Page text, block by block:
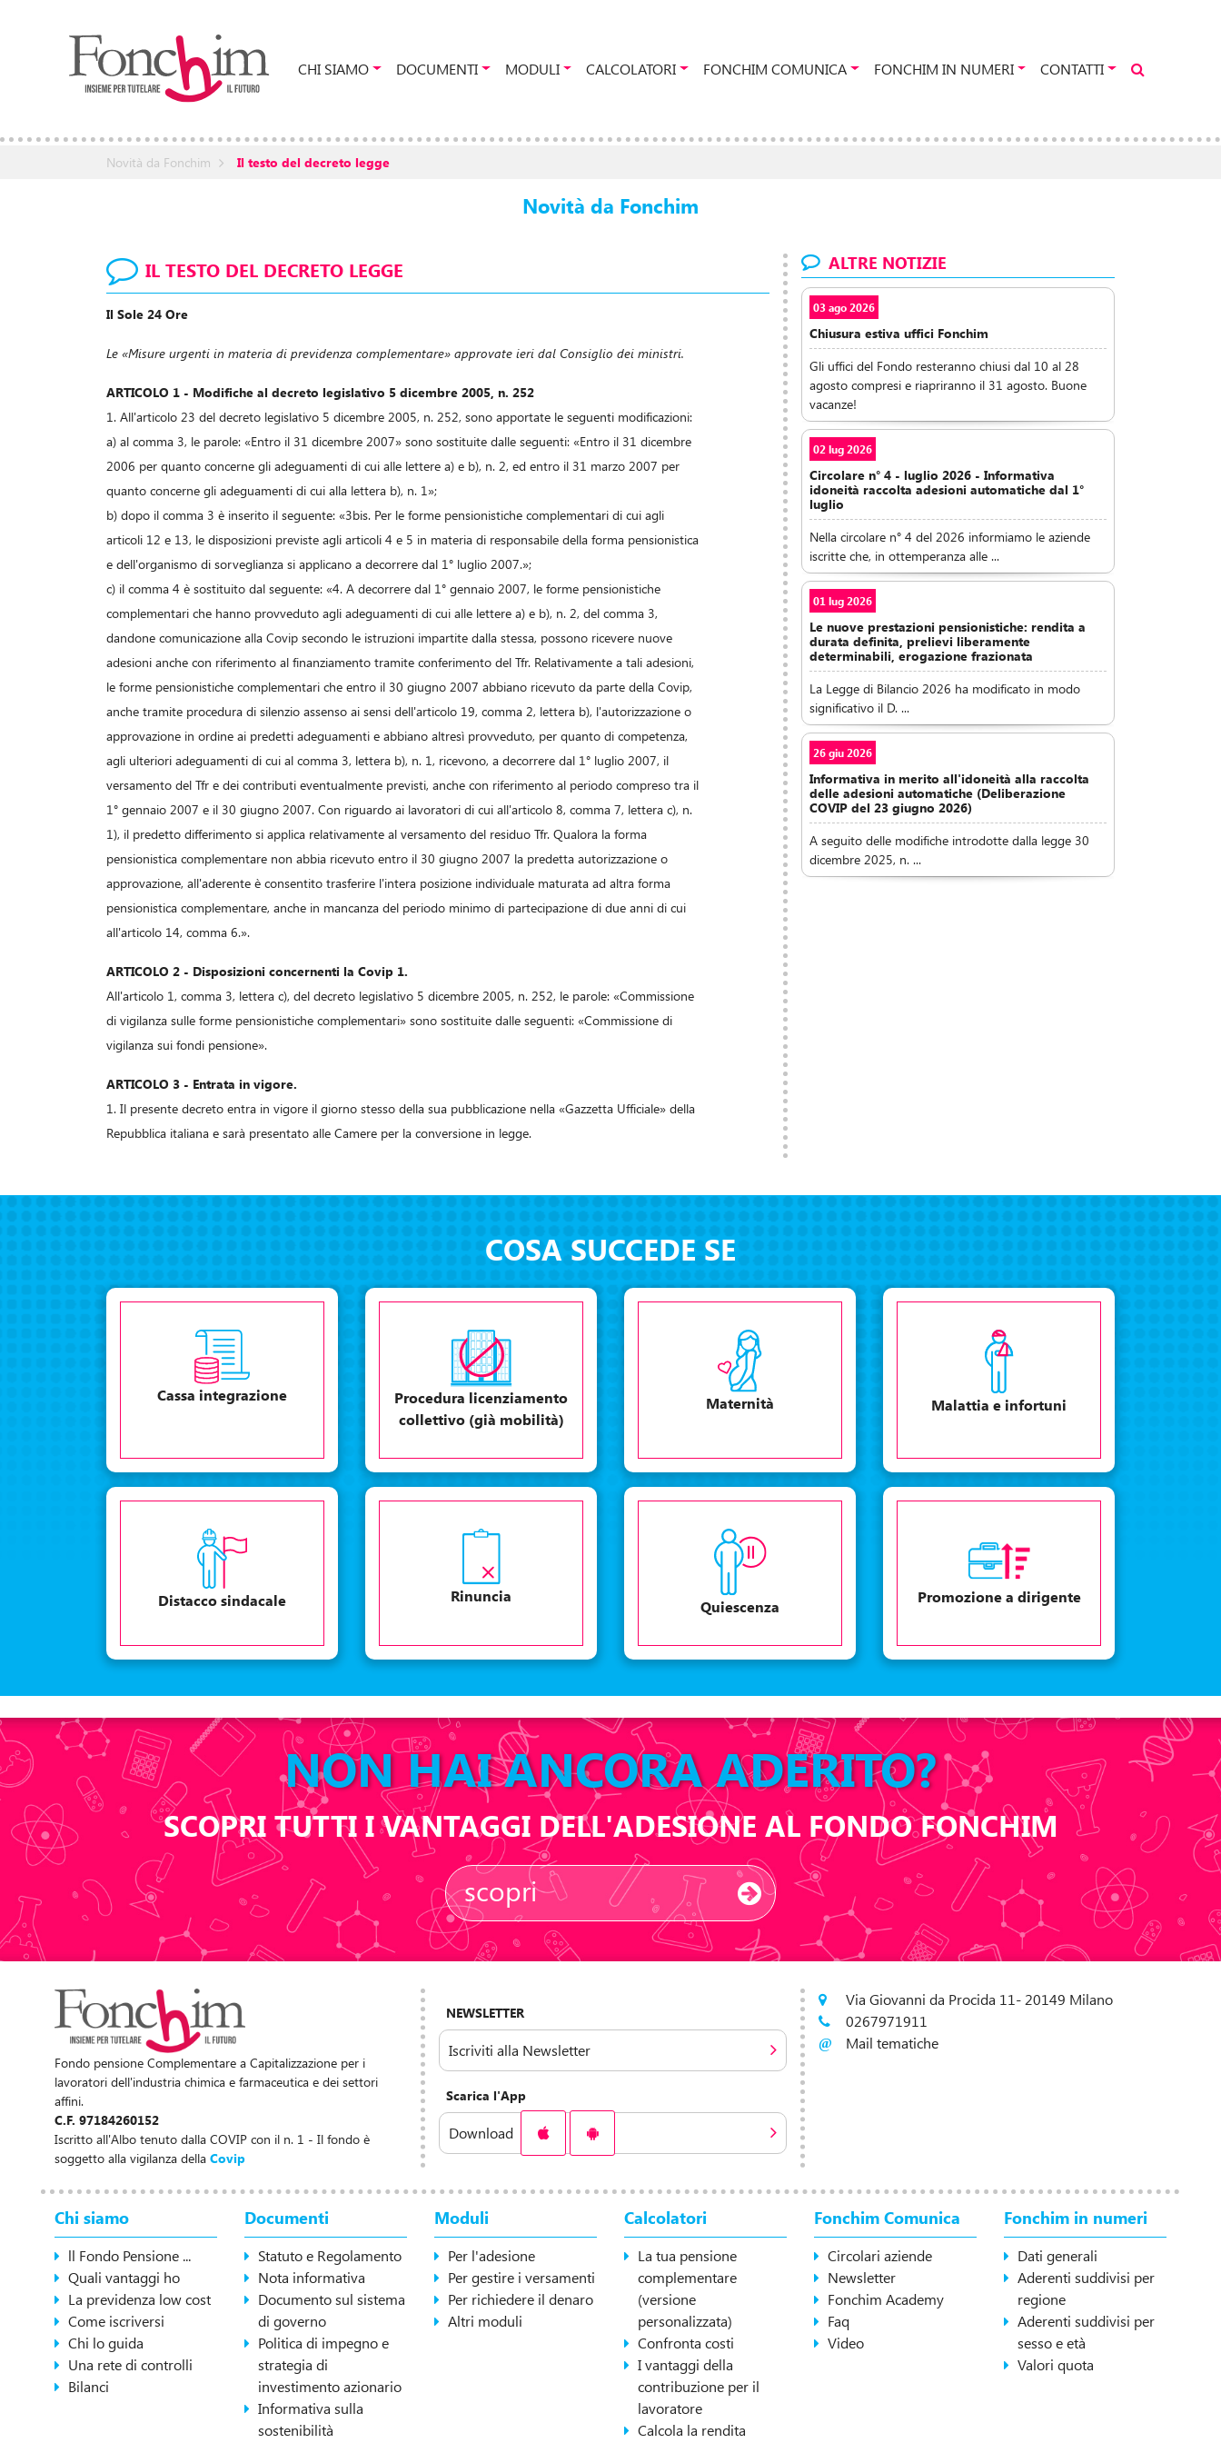
CHI SIAMO DOCUMENTI MODULI CALCOLATORI FONCHIM COMUNICA FONCHIM IN NUMERI CONTATTI
Novità da Fonchim Il testo del decreto legge
Novità da Fonchim
IL TESTO DEL DECRETO LEGGE
Il Sole 24 Ore
Le «Misure urgenti in materia di previdenza complementare» approvate ieri dal Consiglio dei ministri.
ARTICOLO 1 - Modifiche al decreto legislativo 5 dicembre 2005, n. 252
1. All'articolo 23 del decreto legislativo 5 dicembre 2005, n. 252, sono apportate le seguenti modificazioni:
a) al comma 3, le parole: «Entro il 31 dicembre 2007» sono sostituite dalle seguenti: «Entro il 31 dicembre
2006 per quanto concerne gli adeguamenti di cui alle lettere a) e b), n. 2, ed entro il 31 marzo 2007 per
quanto concerne gli adeguamenti di cui alla lettera b), n. 1»;
b) dopo il comma 3 è inserito il seguente: «3bis. Per le forme pensionistiche complementari di cui agli
articoli 12 e 13, le disposizioni previste agli articoli 4 e 5 in materia di responsabile della forma pensionistica
e dell'organismo di sorveglianza si applicano a decorrere dal 1° luglio 2007.»;
c) il comma 4 è sostituito dal seguente: «4. A decorrere dal 1° gennaio 2007, le forme pensionistiche
complementari che hanno provveduto agli adeguamenti di cui alle lettere a) e b), n. 2, del comma 3,
dandone comunicazione alla Covip secondo le istruzioni impartite dalla stessa, possono ricevere nuove
adesioni anche con riferimento al finanziamento tramite conferimento del Tfr. Relativamente a tali adesioni,
le forme pensionistiche complementari che entro il 30 giugno 2007 abbiano ricevuto da parte della Covip,
anche tramite procedura di silenzio assenso ai sensi dell'articolo 19, comma 2, lettera b), l'autorizzazione o
approvazione in ordine ai predetti adeguamenti e abbiano altresì provveduto, per quanto di competenza,
agli ulteriori adeguamenti di cui al comma 3, lettera b), n. 1, ricevono, a decorrere dal 1° luglio 2007, il
versamento del Tfr e dei contributi eventualmente previsti, anche con riferimento al periodo compreso tra il
1° gennaio 2007 e il 30 giugno 2007. Con riguardo ai lavoratori di cui all'articolo 8, comma 7, lettera c), n.
1), il predetto differimento si applica relativamente al versamento del residuo Tfr. Qualora la forma
pensionistica complementare non abbia ricevuto entro il 30 giugno 2007 la predetta autorizzazione o
approvazione, all'aderente è consentito trasferire l'intera posizione individuale maturata ad altra forma
pensionistica complementare, anche in mancanza del periodo minimo di partecipazione di due anni di cui
all'articolo 14, comma 6.».
ARTICOLO 2 - Disposizioni concernenti la Covip 1.
All'articolo 1, comma 3, lettera c), del decreto legislativo 5 dicembre 2005, n. 252, le parole: «Commissione
di vigilanza sulle forme pensionistiche complementari» sono sostituite dalle seguenti: «Commissione di
vigilanza sui fondi pensione».
ARTICOLO 3 - Entrata in vigore.
1. Il presente decreto entra in vigore il giorno stesso della sua pubblicazione nella «Gazzetta Ufficiale» della
Repubblica italiana e sarà presentato alle Camere per la conversione in legge.
ALTRE NOTIZIE
03 ago 2026
Chiusura estiva uffici Fonchim
Gli uffici del Fondo resteranno chiusi dal 10 al 28
agosto compresi e riapriranno il 31 agosto. Buone
vacanze!
02 lug 2026
Circolare n° 4 - luglio 2026 - Informativa
idoneità raccolta adesioni automatiche dal 1°
luglio
Nella circolare n° 4 del 2026 informiamo le aziende
iscritte che, in ottemperanza alle ...
01 lug 2026
Le nuove prestazioni pensionistiche: rendita a
durata definita, prelievi liberamente
determinabili, erogazione frazionata
La Legge di Bilancio 2026 ha modificato in modo
significativo il D. ...
26 giu 2026
Informativa in merito all'idoneità alla raccolta
delle adesioni automatiche (Deliberazione
COVIP del 23 giugno 2026)
A seguito delle modifiche introdotte dalla legge 30
dicembre 2025, n. ...
COSA SUCCEDE SE
Cassa integrazione
Procedura licenziamento
collettivo (già mobilità)
Maternità Malattia e infortuni
Distacco sindacale Rinuncia
Quiescenza
Promozione a dirigente
NON HAI ANCORA ADERITO?
SCOPRI TUTTI I VANTAGGI DELL'ADESIONE AL FONDO FONCHIM
scopri
Fondo pensione Complementare a Capitalizzazione per i
lavoratori dell'industria chimica e farmaceutica e dei settori
affini.
C.F. 97184260152
Iscritto all'Albo tenuto dalla COVIP con il n. 1 - Il fondo è
soggetto alla vigilanza della Covip
NEWSLETTER
Iscriviti alla Newsletter
Scarica l'App
Download
Via Giovanni da Procida 11- 20149 Milano
0267971911
Mail tematiche
Chi siamo
ll Fondo Pensione ...
Quali vantaggi ho
La previdenza low cost
Come iscriversi
Chi lo guida
Una rete di controlli
Bilanci
Documenti
Statuto e Regolamento
Nota informativa
Documento sul sistema
di governo
Politica di impegno e
strategia di
investimento azionario
Informativa sulla
sostenibilità
Moduli
Per l'adesione
Per gestire i versamenti
Per richiedere il denaro
Altri moduli
Calcolatori
La tua pensione
complementare
(versione
personalizzata)
Confronta costi
I vantaggi della
contribuzione per il
lavoratore
Calcola la rendita
Fonchim Comunica
Circolari aziende
Newsletter
Fonchim Academy
Faq
Video
Fonchim in numeri
Dati generali
Aderenti suddivisi per
regione
Aderenti suddivisi per
sesso e età
Valori quota